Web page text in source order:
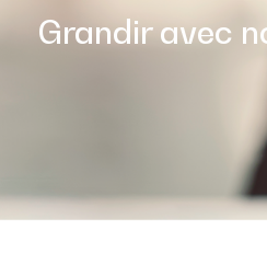
Grandir avec